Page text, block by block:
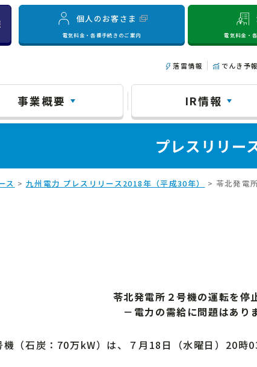
個人のお客さま
電気料金・各種手続きのご案内 電気料金・
落雷情報 でんき予報
事業概要 IR情報
プレスリリー
ス > 九州電力 プレスリリース2018年（平成30年）
> 苓北発電
苓北発電所２号機の運転を停
－電力の需給に問題はあり
（石炭：70万kW）は、７月18日（水曜日）20時